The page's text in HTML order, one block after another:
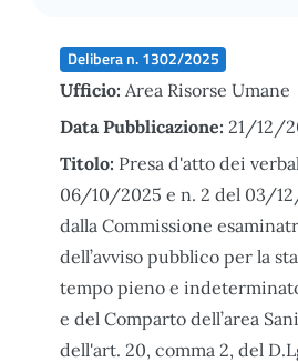
Delibera n. 1302/2025
Ufficio: Area Risorse Umane
Data Pubblicazione: 21/12/
Titolo: Presa d'atto dei
06/10/2025 e n. 2 del 03/
dalla Commissione
dell’avviso pubblico per la
tempo pieno e
e del Comparto dell’area
dell'art. 20, comma 2, del